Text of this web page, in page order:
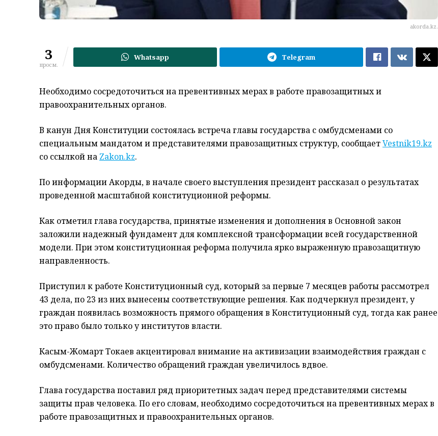
akorda.kz.
3
просм.
Whatsapp Telegram
Необходимо сосредоточиться на превентивных мерах в работе правозащитных и
правоохранительных органов.
В канун Дня Конституции состоялась встреча главы государства с омбудсменами со
специальным мандатом и представителями правозащитных структур, сообщаетVestnik19.kz
со ссылкой на Zakon.kz.
По информации Акорды, в начале своего выступления президент рассказал о результатах
проведенной масштабной конституционной реформы.
Как отметил глава государства, принятые изменения и дополнения в Основной закон
заложили надежный фундамент для комплексной трансформации всей государственной
модели. При этом конституционная реформа получила ярко выраженную правозащитную
направленность.
Приступил к работе Конституционный суд, который за первые 7 месяцев работы рассмотрел
43 дела, по 23 из них вынесены соответствующие решения. Как подчеркнул президент, у
граждан появилась возможность прямого обращения в Конституционный суд, тогда как ранее
это право было только у институтов власти.
Касым-Жомарт Токаев акцентировал внимание на активизации взаимодействия граждан с
омбудсменами. Количество обращений граждан увеличилось вдвое.
Глава государства поставил ряд приоритетных задач перед представителями системы
защиты прав человека. По его словам, необходимо сосредоточиться на превентивных мерах в
работе правозащитных и правоохранительных органов.